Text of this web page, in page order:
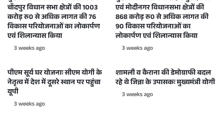
चाँदपुर विधान सभा क्षेत्रों की 1003
करोड़ रु0 से अधिक लागत की 76
विकास परियोजनाओं का लोकार्पण
एवं शिलान्यास किया
3 weeks ago
एवं मोदीनगर विधानसभा क्षेत्रों की
868 करोड़ रु0 से अधिक लागत की
90 विकास परियोजनाओं का
लोकार्पण एवं शिलान्यास किया
3 weeks ago
पीएम सूर्य घर योजनाः सीएम योगी के
नेतृत्व में देश में दूसरे स्थान पर पहुंचा
यूपी
3 weeks ago
शामली व कैराना की डेमोग्राफी बदल
रहे थे जिन्ना के उपासकः मुख्यमंत्री योगी
3 weeks ago